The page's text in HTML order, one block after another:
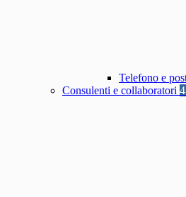
Telefono e
Consulenti e collaboratori